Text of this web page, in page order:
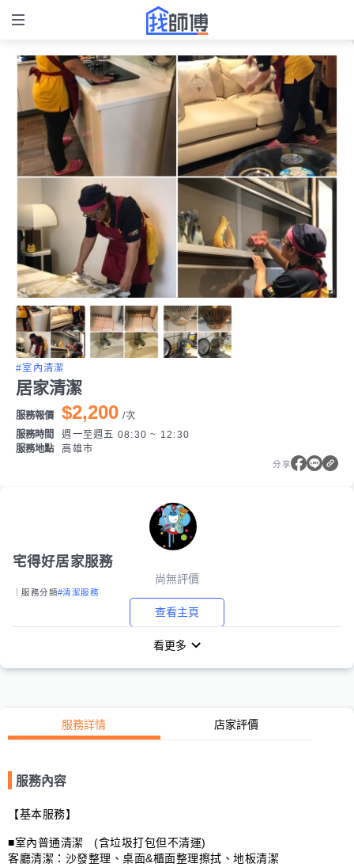
#室內清潔
居家清潔
服務報價 $2,200 /次
服務時間
週一至週五 08:30 ~ 12:30
服務地點
高雄市
分享
宅得好居家服務
尚無評價
｜服務分類#清潔服務
查看主頁
看更多
服務詳情 店家評價
服務內容
【基本服務】
■室內普通清潔   (含垃圾打包但不清運)
客廳清潔：沙發整理、桌面&櫃面整理擦拭、地板清潔